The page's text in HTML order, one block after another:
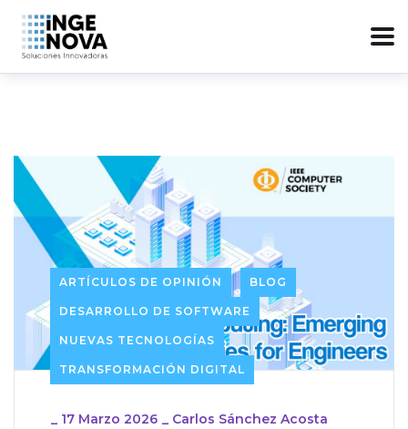
ARTÍCULOS DE OPINIÓN BLOG
DESARROLLO DE SOFTWARE
NUEVAS TECNOLOGÍAS
TRANSFORMACIÓN DIGITAL
_ 17 Marzo 2026 _ Carlos Sánchez Acosta